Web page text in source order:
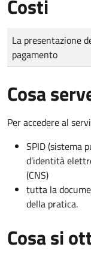
Costi
Tipo di pagamento
Importo
La presentazione
pagamento
Cosa
Per accedere al
SPID (sistema
d’identità
(CNS)
tutta la
della pratica.
Cosa si